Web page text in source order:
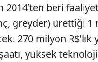
beri
greyder) ürettiği
270 milyon R$’lık
yüksek